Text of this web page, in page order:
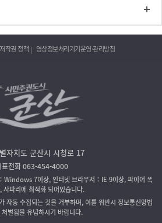
저작권 정책 영상정보처리기기운영·관리방침
자치도 군산시 시청로 17
표전화 063-454-4000
Windows 7이상, 인터넷 브라우저：IE 9이상, 파이어 폭
사파리에 최적화 되어있습니다.
자동 수집되는 것을 거부하며, 이를 위반시 정보통신망법
벌됨을 유념하시기 바랍니다.